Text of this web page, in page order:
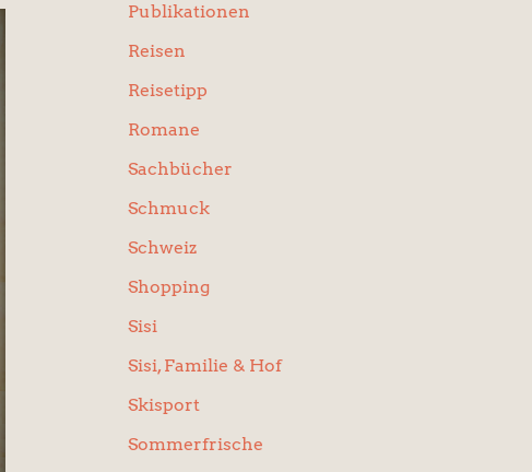
Publikationen
Reisen
Reisetipp
Romane
Sachbücher
Schmuck
Schweiz
Shopping
Sisi
Sisi, Familie & Hof
Skisport
Sommerfrische